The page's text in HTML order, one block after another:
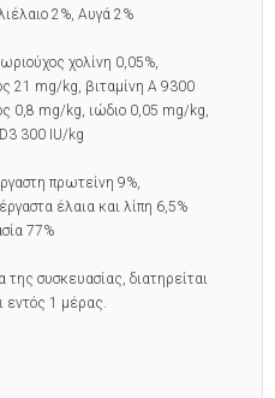
2%, Αυγά 2%
χολίνη 0,05%,
21 mg/kg, βιταμίνη A 9300
0,8 mg/kg, ιώδιο 0,05 mg/kg,
300 IU/kg
πρωτείνη 9%,
έλαια και λίπη 6,5%
77%
της συσκευασίας, διατηρείται
εντός 1 μέρας.